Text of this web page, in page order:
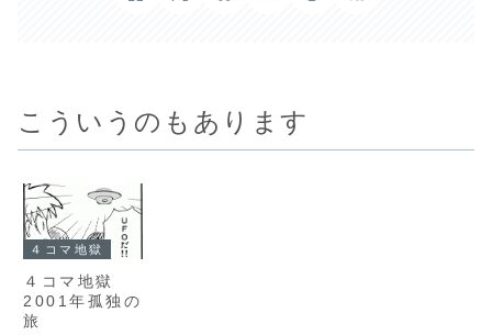
こういうのもあります
４コマ地獄
４コマ地獄
2001年孤独の
旅